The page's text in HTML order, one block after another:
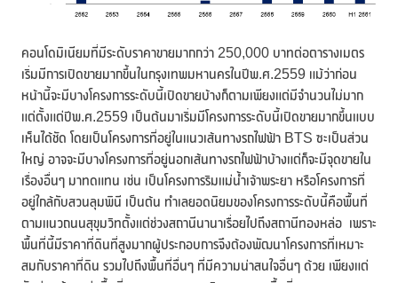
คอนโดมิเนียมที่มีระดับราคาขายมากกว่า 250,000 บาทต่อตารางเมตร
เริ่มมีการเปิดขายมากขึ้นในกรุงเทพมหานครในปีพ.ศ.2559 แม้ว่าก่อน
หน้านี้จะมีบางโครงการระดับนี้เปิดขายบ้างก็ตามเพียงแต่มีจำนวนไม่มาก
แต่ตั้งแต่ปีพ.ศ.2559 เป็นต้นมาเริ่มมีโครงการระดับนี้เปิดขายมากขึ้นแบบ
เห็นได้ชัด โดยเป็นโครงการที่อยู่ในแนวเส้นทางรถไฟฟ้า BTS ซะเป็นส่วน
ใหญ่ อาจจะมีบางโครงการที่อยู่นอกเส้นทางรถไฟฟ้าบ้างแต่ก็จะมีจุดขายใน
เรื่องอื่นๆ มาทดแทน เช่น เป็นโครงการริมแม่น้ำเจ้าพระยา หรือโครงการที่
อยู่ใกล้กับสวนลุมพินี เป็นต้น ทำเลยอดนิยมของโครงการระดับนี้คือพื้นที่
ตามแนวถนนสุขุมวิทตั้งแต่ช่วงสถานีนานาเรื่อยไปถึงสถานีทองหล่อ เพราะ
พื้นที่นี้มีราคาที่ดินที่สูงมากผู้ประกอบการจึงต้องพัฒนาโครงการที่เหมาะ
สมกับราคาที่ดิน รวมไปถึงพื้นที่อื่นๆ ที่มีความน่าสนใจอื่นๆ ด้วย เพียงแต่